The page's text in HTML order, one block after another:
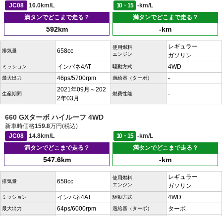
JC08
16.0km/L 10・15
-km/L
満タンでどこまで走る？
592km
満タンでどこまで走る？
-km
排気量 658cc
使用燃料
エンジン
レギュラー
ガソリン
ミッション インパネ4AT 駆動方式 4WD
最大出力 46ps/5700rpm 過給器（ターボ） -
生産期間
2021年09月～202
2年03月
燃費性能 -
660 GXターボ ハイルーフ 4WD
新車時価格159.8万円(税込)
JC08
14.8km/L 10・15
-km/L
満タンでどこまで走る？
547.6km
満タンでどこまで走る？
-km
排気量 658cc
使用燃料
エンジン
レギュラー
ガソリン
ミッション インパネ4AT 駆動方式 4WD
最大出力 64ps/6000rpm 過給器（ターボ） ターボ